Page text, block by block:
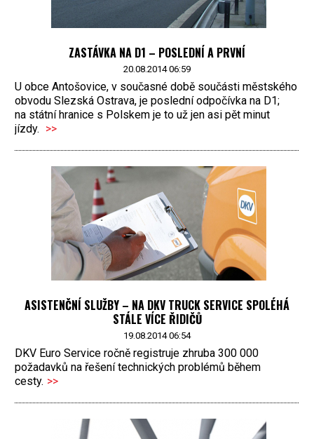
ZASTÁVKA NA D1 – POSLEDNÍ A PRVNÍ
20.08.2014 06:59
U obce Antošovice, v současné době součásti městského
obvodu Slezská Ostrava, je poslední odpočívka na D1;
na státní hranice s Polskem je to už jen asi pět minut
jízdy. >>
ASISTENČNÍ SLUŽBY – NA DKV TRUCK SERVICE SPOLÉHÁ
STÁLE VÍCE ŘIDIČŮ
19.08.2014 06:54
DKV Euro Service ročně registruje zhruba 300 000
požadavků na řešení technických problémů během
cesty. >>